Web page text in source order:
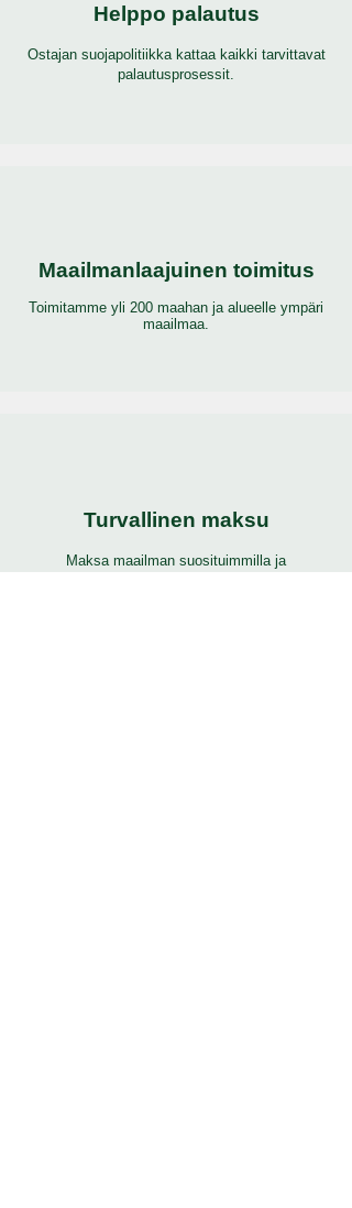
Helppo palautus
Ostajan suojapolitiikka kattaa kaikki tarvittavat
palautusprosessit.
Maailmanlaajuinen toimitus
Toimitamme yli 200 maahan ja alueelle ympäri
maailmaa.
Turvallinen maksu
Maksa maailman suosituimmilla ja